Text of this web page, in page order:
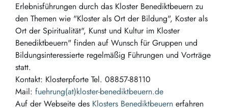
Erlebnisführungen durch das Kloster Benediktbeuern zu
den Themen wie "Kloster als Ort der Bildung", Koster als
Ort der Spiritualität", Kunst und Kultur im Kloster
Benediktbeuern" finden auf Wunsch für Gruppen und
Bildungsinteressierte regelmäßig Führungen und Vorträge
statt.
Kontakt: Klosterpforte Tel. 08857-88110
Mail: fuehrung(at)kloster-benediktbeuern.de
Auf der Webseite des Klosters Benediktbeuern erfahren